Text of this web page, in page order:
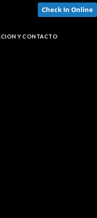
Y CONTACTO
Check In Online